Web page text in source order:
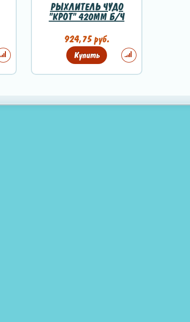
РЫХЛИТЕЛЬ ЧУДО
"КРОТ" 420ММ Б/Ч
924,75 руб.
Купить